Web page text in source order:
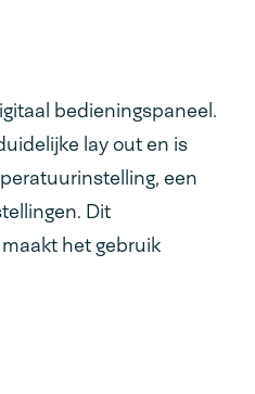
bedieningspaneel.
lay out en is
een
Dit
het gebruik